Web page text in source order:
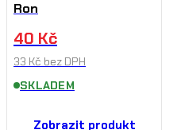
Ron
40 Kč
33 Kč bez DPH
SKLADEM
Zobrazit produkt